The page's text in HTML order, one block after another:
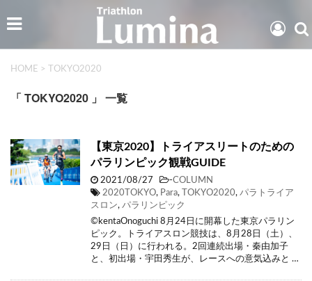
HOME > TOKYO2020
「 TOKYO2020 」 一覧
【東京2020】トライアスリートのための
パラリンピック観戦GUIDE
2021/08/27 -COLUMN
2020TOKYO, Para, TOKYO2020, パラトライア
スロン, パラリンピック
©kentaOnoguchi 8月24日に開幕した東京パラリン
ピック。トライアスロン競技は、8月28日（土）、
29日（日）に行われる。2回連続出場・秦由加子
と、初出場・宇田秀生が、レースへの意気込みと …